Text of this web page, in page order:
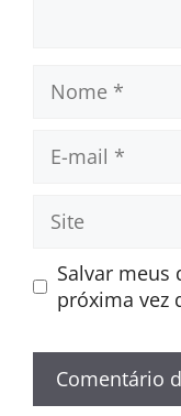
mail
Site
Salvar meus
próxima vez